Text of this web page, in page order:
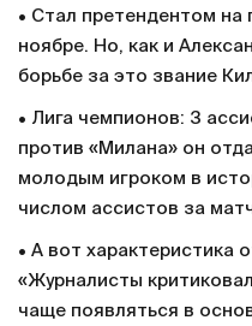
• Стал претендентом на
ноябре. Но, как и
борьбе за это звание
• Лига чемпионов: 3
против «Милана» он
молодым игроком в
числом ассистов за
• А вот характеристика
«Журналисты
чаще появляться в